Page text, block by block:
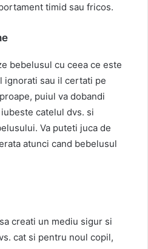
timid sau fricos.
bebelusul cu ceea ce este
ignorati sau il certati pe
puiul va dobandi
catelul dvs. si
Va puteti juca de
atunci cand bebelusul
creati un mediu sigur si
cat si pentru noul copil,